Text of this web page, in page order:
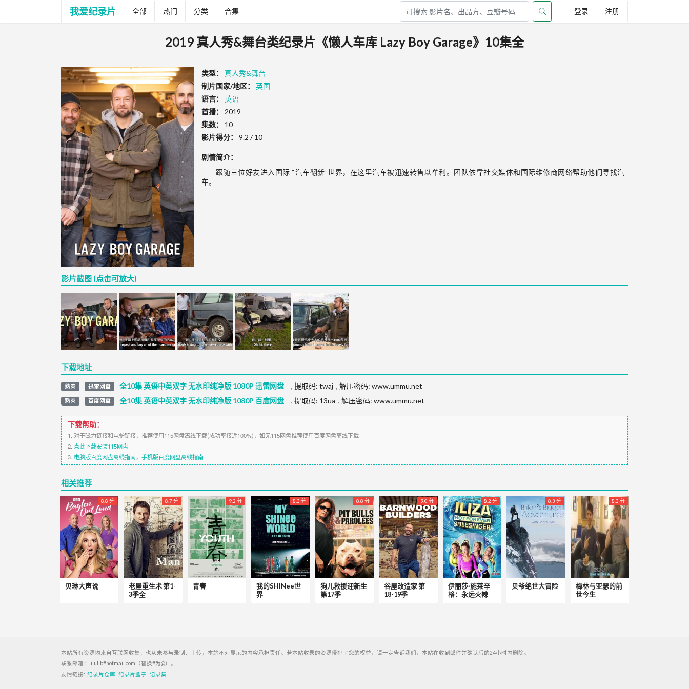
我爱纪录片 全部 热门 分类 合集 登录 注册
2019 真人秀&舞台类纪录片《懒人车库 Lazy Boy Garage》10集全
类型：
真人秀&舞台
制片国家/地区：
英国
语言：
英语
首播：
2019
集数：
10
影片得分：
9.2 / 10
剧情简介：
跟随三位好友进入国际 “汽车翻新”世界，在这里汽车被迅速转售以牟利。团队依靠社交媒体和国际维修商网络帮助他们寻找汽
车。
影片截图 (点击可放大)
下载地址
熟肉 迅雷网盘 全10集 英语中英双字 无水印纯净版 1080P 迅雷网盘 ,提取码:twaj , 解压密码: www.ummu.net
熟肉 百度网盘 全10集 英语中英双字 无水印纯净版 1080P 百度网盘 ,提取码: 13ua , 解压密码: www.ummu.net
下载帮助：
1. 对于磁力链接和电驴链接，推荐使用115网盘离线下载(成功率接近100%)，如无115网盘推荐使用百度网盘离线下载
2. 点此下载安装115网盘
3. 电脑版百度网盘离线指南， 手机版百度网盘离线指南
相关推荐
8.8 分
贝琳大声说
8.7 分
老屋重生术 第1-
3季全
9.2 分
青春
8.3 分
我的SHINee世
界
8.8 分
狗儿救援迎新生
第17季
9.0 分
谷屋改造家 第
18-19季
8.2 分
伊丽莎·施莱辛
格：永远火辣
8.3 分
贝爷绝世大冒险
8.3 分
梅林与亚瑟的前
世今生
本站所有资源均来自互联网收集，也从未参与录制、上传，本站不对显示的内容承担责任。若本站收录的资源侵犯了您的权益，请一定告诉我们，本站在收到邮件并确认后的24小时内删除。
联系邮箱：jilulib#hotmail.com（替换#为@）。
友情链接: 纪录片仓库 纪录片盒子 记录集